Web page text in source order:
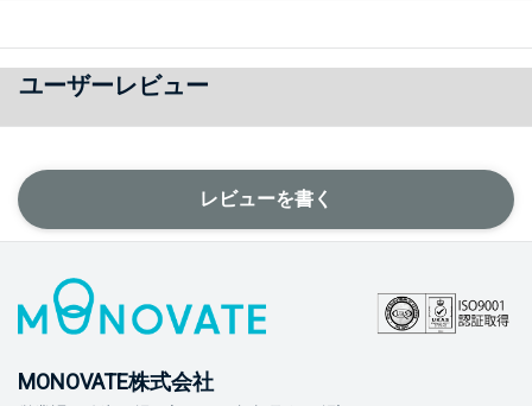
ユーザーレビュー
レビューを書く
MONOVATE株式会社